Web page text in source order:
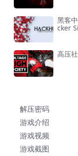
黑客
cker
高压
解压密码
游戏介绍
游戏视频
游戏截图